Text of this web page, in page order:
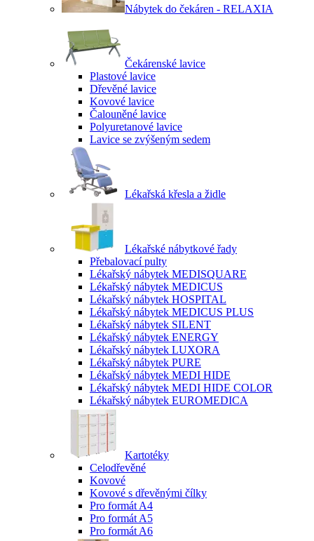
Nábytek do čekáren - RELAXIA
Čekárenské lavice
Plastové lavice
Dřevěné lavice
Kovové lavice
Čalouněné lavice
Polyuretanové lavice
Lavice se zvýšeným sedem
Lékařská křesla a židle
Lékařské nábytkové řady
Přebalovací pulty
Lékařský nábytek MEDISQUARE
Lékařský nábytek MEDICUS
Lékařský nábytek HOSPITAL
Lékařský nábytek MEDICUS PLUS
Lékařský nábytek SILENT
Lékařský nábytek ENERGY
Lékařský nábytek LUXORA
Lékařský nábytek PURE
Lékařský nábytek MEDI HIDE
Lékařský nábytek MEDI HIDE COLOR
Lékařský nábytek EUROMEDICA
Kartotéky
Celodřevěné
Kovové
Kovové s dřevěnými čílky
Pro formát A4
Pro formát A5
Pro formát A6